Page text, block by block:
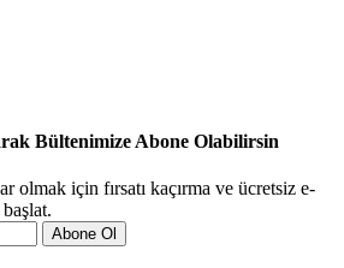
Bültenimize Abone Olabilirsin
olmak için fırsatı kaçırma ve ücretsiz e-
Abone Ol